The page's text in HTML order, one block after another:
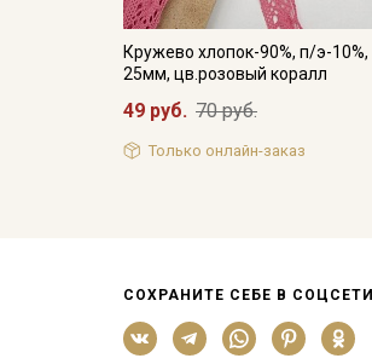
Кружево хлопок-90%, п/э-10%,
25мм, цв.розовый коралл
49 руб. 70 руб.
Только онлайн-заказ
СОХРАНИТЕ СЕБЕ В СОЦСЕТИ